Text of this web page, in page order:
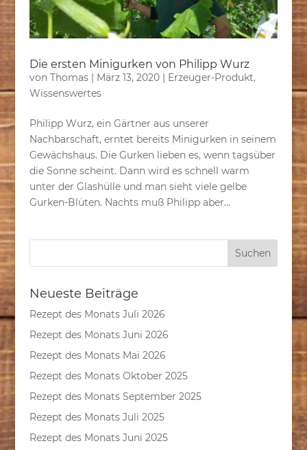
Die ersten Minigurken von Philipp Wurz
von Thomas| März 13, 2020| Erzeuger-Produkt,
Wissenswertes
Philipp Wurz, ein Gärtner aus unserer
Nachbarschaft, erntet bereits Minigurken in seinem
Gewächshaus. Die Gurken lieben es, wenn tagsüber
die Sonne scheint. Dann wird es schnell warm
unter der Glashülle und man sieht viele gelbe
Gurken-Blüten. Nachts muß Philipp aber...
Neueste Beiträge
Rezept des Monats Juli 2026
Rezept des Monats Juni 2026
Rezept des Monats Mai 2026
Rezept des Monats Oktober 2025
Rezept des Monats September 2025
Rezept des Monats Juli 2025
Rezept des Monats Juni 2025